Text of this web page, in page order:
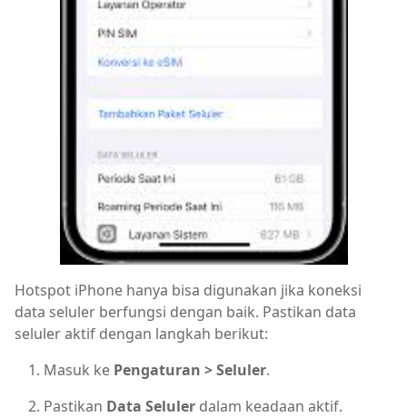
Hotspot iPhone hanya bisa digunakan jika koneksi
data seluler berfungsi dengan baik. Pastikan data
seluler aktif dengan langkah berikut:
Masuk ke Pengaturan > Seluler.
Pastikan Data Seluler dalam keadaan aktif.